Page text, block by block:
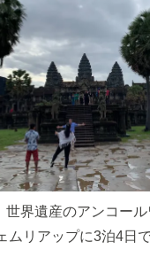
世界遺産のアンコー
ムリアップに3泊4日